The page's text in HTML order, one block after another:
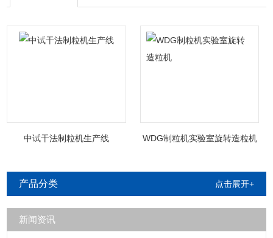
中试干法制粒机生产线 WDG制粒机实验室旋转造粒机
产品分类 点击展开+
新闻资讯